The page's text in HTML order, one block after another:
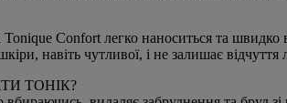
Confort легко наноситься та швидко
навіть чутливої, і не залишає
ТОНІК?